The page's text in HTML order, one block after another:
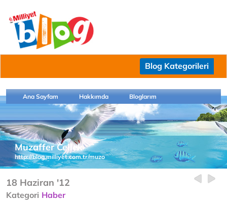
Blog Kategorileri
Ana Sayfam Hakkımda Bloglarım
Muzaffer Cellek
http://blog.milliyet.com.tr/muzo
18 Haziran '12
Kategori Haber